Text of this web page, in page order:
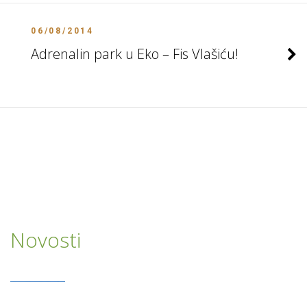
06/08/2014
Adrenalin park u Eko – Fis Vlašiću!
Novosti